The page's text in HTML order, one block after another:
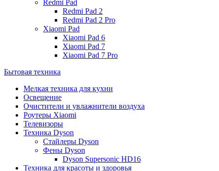
Redmi Pad
Redmi Pad 2
Redmi Pad 2 Pro
Xiaomi Pad
Xiaomi Pad 6
Xiaomi Pad 7
Xiaomi Pad 7 Pro
Бытовая техника
Мелкая техника для кухни
Освещение
Очистители и увлажнители воздуха
Роутеры Xiaomi
Телевизоры
Техника Dyson
Стайлеры Dyson
Фены Dyson
Dyson Supersonic HD16
Техника для красоты и здоровья